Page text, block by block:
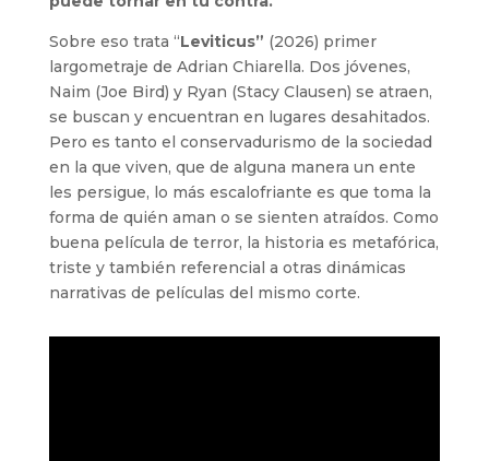
Sobre eso trata “Leviticus” (2026) primer
largometraje de Adrian Chiarella. Dos jóvenes,
Naim (Joe Bird) y Ryan (Stacy Clausen) se atraen,
se buscan y encuentran en lugares desahitados.
Pero es tanto el conservadurismo de la sociedad
en la que viven, que de alguna manera un ente
les persigue, lo más escalofriante es que toma la
forma de quién aman o se sienten atraídos. Como
buena película de terror, la historia es metafórica,
triste y también referencial a otras dinámicas
narrativas de películas del mismo corte.